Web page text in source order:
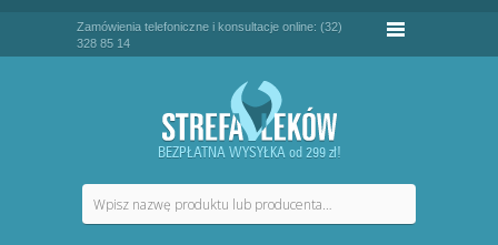
Zamówienia telefoniczne i konsultacje online: (32)
328 85 14
BEZPŁATNA WYSYŁKA od 299 zł!